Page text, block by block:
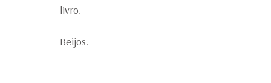
livro.
Beijos.